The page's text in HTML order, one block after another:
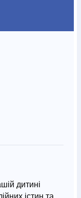
дитині
істин та